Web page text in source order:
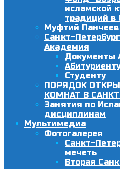
исламской
традиций в
Муфтий
Санкт-
Академия
Документы
Студенту
ПОРЯДОК
КОМНАТ В
Занятия по
дисциплинам
Мультимедиа
Фотогалерея
Санкт-
мечеть
Вторая